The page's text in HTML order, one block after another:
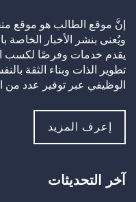
إنَّ موقع الطالب هو موقع
ويُعنى بنشر الأخبار الخاصة
يقدم خدمات وفرصًا لكسب
تطوير الذات وبناء الثقة
الوظيفي عبر توفير عدد
إعرف المزيد
آخر التحديثات